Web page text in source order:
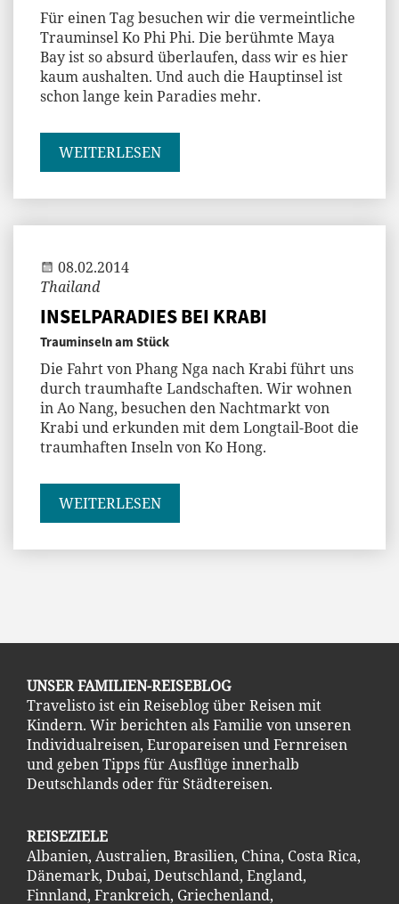
Für einen Tag besuchen wir die vermeintliche
Trauminsel Ko Phi Phi. Die berühmte Maya
Bay ist so absurd überlaufen, dass wir es hier
kaum aushalten. Und auch die Hauptinsel ist
schon lange kein Paradies mehr.
WEITERLESEN
08.02.2014
Thailand
INSELPARADIES BEI KRABI
Trauminseln am Stück
Die Fahrt von Phang Nga nach Krabi führt uns
durch traumhafte Landschaften. Wir wohnen
in Ao Nang, besuchen den Nachtmarkt von
Krabi und erkunden mit dem Longtail-Boot die
traumhaften Inseln von Ko Hong.
WEITERLESEN
UNSER FAMILIEN-REISEBLOG
Travelisto ist ein Reiseblog über Reisen mit
Kindern. Wir berichten als Familie von unseren
Individualreisen, Europareisen und Fernreisen
und geben Tipps für Ausflüge innerhalb
Deutschlands oder für Städtereisen.
REISEZIELE
Albanien, Australien, Brasilien, China, Costa Rica,
Dänemark, Dubai, Deutschland, England,
Finnland, Frankreich, Griechenland,